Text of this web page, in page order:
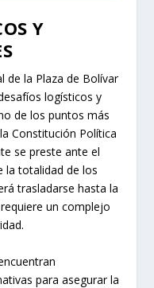
Y
de la Plaza de Bolívar
logísticos y
de los puntos más
Constitución Política
se preste ante el
la totalidad de los
trasladarse hasta la
un complejo
para asegurar la